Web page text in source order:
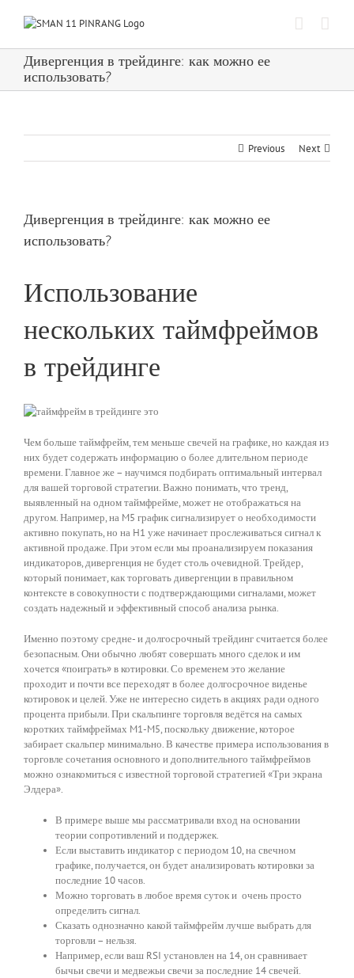
Дивергенция в трейдинге: как можно ее
использовать?
Previous Next
Дивергенция в трейдинге: как можно ее
использовать?
Использование
нескольких таймфреймов
в трейдинге
Чем больше таймфрейм, тем меньше свечей на графике, но каждая из
них будет содержать информацию о более длительном периоде
времени. Главное же – научимся подбирать оптимальный интервал
для вашей торговой стратегии. Важно понимать, что тренд,
выявленный на одном таймфрейме, может не отображаться на
другом. Например, на M5 график сигнализирует о необходимости
активно покупать, но на H1 уже начинает прослеживаться сигнал к
активной продаже. При этом если мы проанализируем показания
индикаторов, дивергенция не будет столь очевидной. Трейдер,
который понимает, как торговать дивергенции в правильном
контексте в совокупности с подтверждающими сигналами, может
создать надежный и эффективный способ анализа рынка.
Именно поэтому средне- и долгосрочный трейдинг считается более
безопасным. Они обычно любят совершать много сделок и им
хочется «поиграть» в котировки. Со временем это желание
проходит и почти все переходят в более долгосрочное виденье
котировок и целей. Уже не интересно сидеть в акциях ради одного
процента прибыли. При скальпинге торговля ведётся на самых
коротких таймфреймах M1-M5, поскольку движение, которое
забирает скальпер минимально. В качестве примера использования в
торговле сочетания основного и дополнительного таймфреймов
можно ознакомиться с известной торговой стратегией «Три экрана
Элдера».
В примере выше мы рассматривали вход на основании
теории сопротивлений и поддержек.
Если выставить индикатор с периодом 10, на свечном
графике, получается, он будет анализировать котировки за
последние 10 часов.
Можно торговать в любое время суток и очень просто
определить сигнал.
Сказать однозначно какой таймфрейм лучше выбрать для
торговли – нельзя.
Например, если ваш RSI установлен на 14, он сравнивает
бычьи свечи и медвежьи свечи за последние 14 свечей.